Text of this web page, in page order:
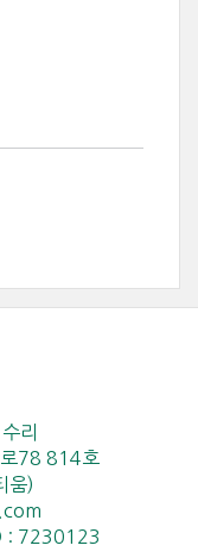
리
로78 814호
움)
: 7230123